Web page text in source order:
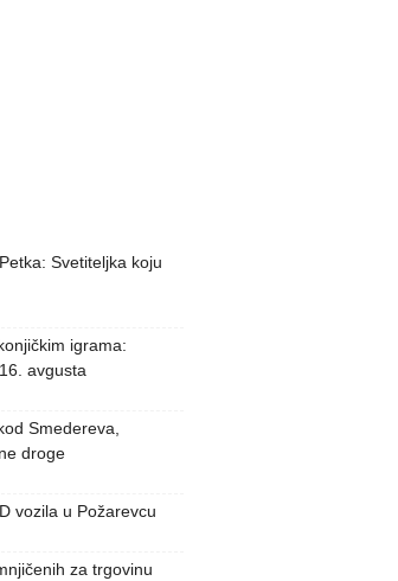
Svetiteljka koju
igrama:
avgusta
Smedereva,
droge
vozila u Požarevcu
za trgovinu